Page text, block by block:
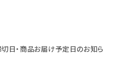
切日・商品お届け予定日のお知ら